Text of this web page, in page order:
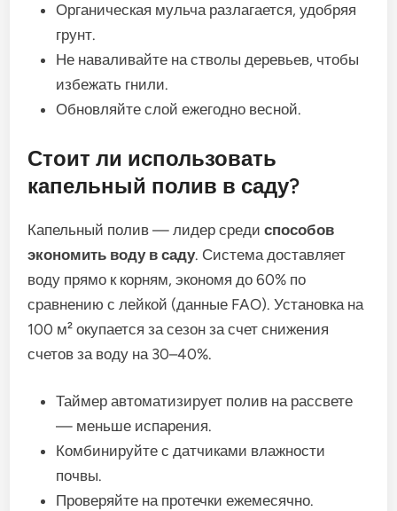
Органическая мульча разлагается, удобряя
грунт.
Не наваливайте на стволы деревьев, чтобы
избежать гнили.
Обновляйте слой ежегодно весной.
Стоит ли использовать
капельный полив в саду?
Капельный полив — лидер средиспособов
экономить воду в саду. Система доставляет
воду прямо к корням, экономя до 60% по
сравнению с лейкой (данные FAO). Установка на
100 м² окупается за сезон за счет снижения
счетов за воду на 30–40%.
Таймер автоматизирует полив на рассвете
— меньше испарения.
Комбинируйте с датчиками влажности
почвы.
Проверяйте на протечки ежемесячно.